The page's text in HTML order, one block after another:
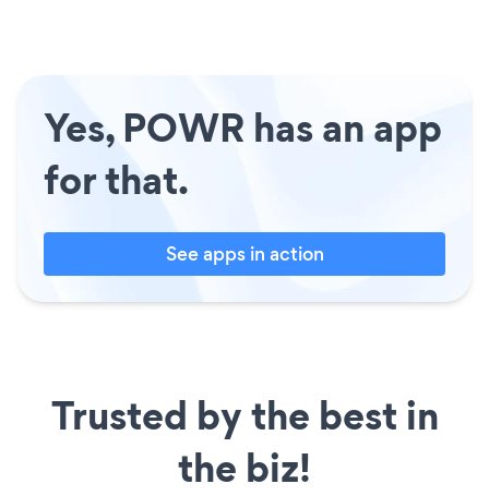
Yes, POWR has an app
for that.
See apps in action
Trusted by the best in
the biz!